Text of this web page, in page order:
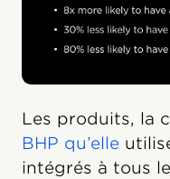
Les produits, la
BHP qu’elle
intégrés à tous